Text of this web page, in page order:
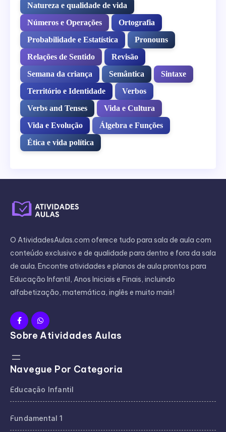
Natureza e qualidade de vida
Números e Operações
Ortografia
Probabilidade e Estatística
Pronouns
Relações de Sentido
Revisão
Semana da criança
Semântica
Sintaxe
Território e Identidade
Verbos
Verbs and Tenses
Vida e Cultura
Vida e Evolução
Álgebra e Funções
Ética e vida política
O AtividadesAulas.com oferece tudo para sala de aula com
conteúdo exclusivo e de qualidade para dentro e fora da sala
de aula. Encontre atividades e planos de aula prontos para
Educação Infantil, Anos Iniciais e Finais, incluindo
alfabetização, matemática, inglês e muito mais!
Sobre Atividades Aulas
Navegue Por Categoria
Educação Infantil
Fundamental 1